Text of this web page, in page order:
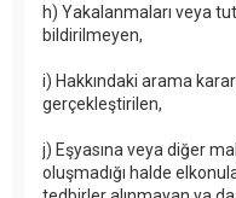
h) Yakalanmaları veya
bildirilmeyen,
i) Hakkındaki arama
gerçekleştirilen,
j) Eşyasına veya diğer
oluşmadığı halde